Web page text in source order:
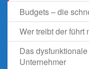
Budgets – die
Wer treibt der führt
Das
Unternehmer